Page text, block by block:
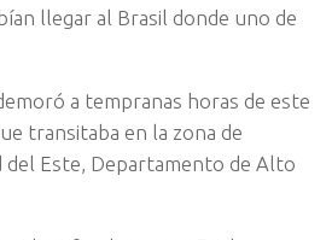
llegar al Brasil donde uno de
a tempranas horas de este
transitaba en la zona de
del Este, Departamento de Alto